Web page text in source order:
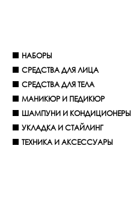
НАБОРЫ
СРЕДСТВА ДЛЯ ЛИЦА
СРЕДСТВА ДЛЯ ТЕЛА
МАНИКЮР И ПЕДИКЮР
ШАМПУНИ И КОНДИЦИОНЕРЫ
УКЛАДКА И СТАЙЛИНГ
ТЕХНИКА И АКСЕССУАРЫ